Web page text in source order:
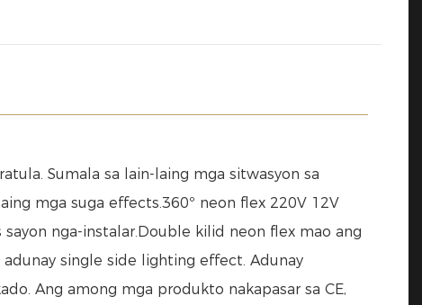
Sumala sa lain-laing mga sitwasyon sa
mga suga effects.360º neon flex 220V 12V
​​nga-instalar.Double kilid neon flex mao ang
single side lighting effect. Adunay
Ang among mga produkto nakapasar sa CE,